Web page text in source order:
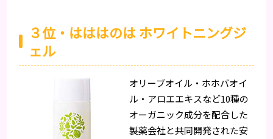
３位・はははのは ホワイトニングジ
ェル
オリーブオイル・ホホバオイ
ル・アロエエキスなど10種の
オーガニック成分を配合した
製薬会社と共同開発された安